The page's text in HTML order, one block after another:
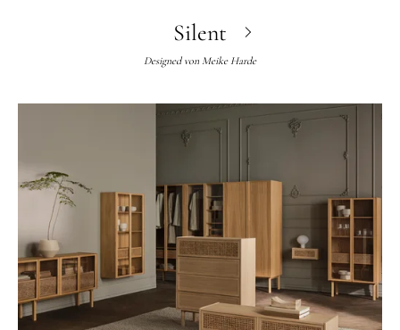
Silent
Designed von Meike Harde